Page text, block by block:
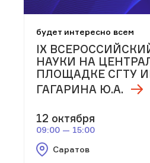
будет интересно всем
IX
НАУКИ НА
ПЛОЩАДКЕ СГТУ
ГАГАРИНА Ю.А.
12 октября
09:00 — 15:00
Саратов